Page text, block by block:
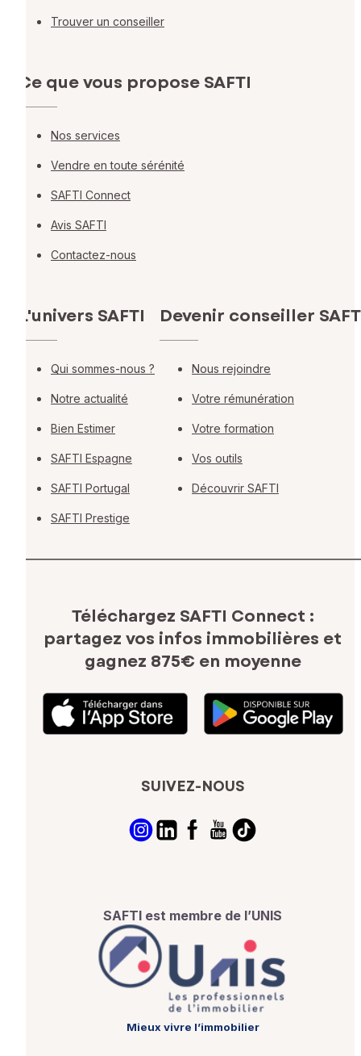
Trouver un conseiller
Ce que vous propose SAFTI
Nos services
Vendre en toute sérénité
SAFTI Connect
Avis SAFTI
Contactez-nous
L'univers SAFTI
Qui sommes-nous ?
Notre actualité
Bien Estimer
SAFTI Espagne
SAFTI Portugal
SAFTI Prestige
Devenir conseiller
Nous rejoindre
Votre rémunération
Votre formation
Vos outils
Découvrir SAFTI
Téléchargez SAFTI Connect :
partagez vos infos immobilières et
gagnez 875€ en moyenne
SUIVEZ-NOUS
SAFTI est membre de l’UNIS
Mieux vivre l’immobilier